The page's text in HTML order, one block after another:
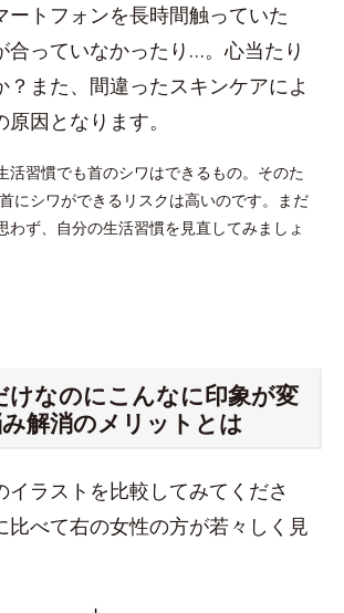
ートフォンを長時間触っていた
合っていなかったり…。心当たり
？また、間違ったスキンケアによ
因となります。
活習慣でも首のシワはできるもの。そのた
にシワができるリスクは高いのです。まだ
わず、自分の生活習慣を見直してみましょ
けなのにこんなに印象が変
解消のメリットとは
イラストを比較してみてくださ
比べて右の女性の方が若々しく見